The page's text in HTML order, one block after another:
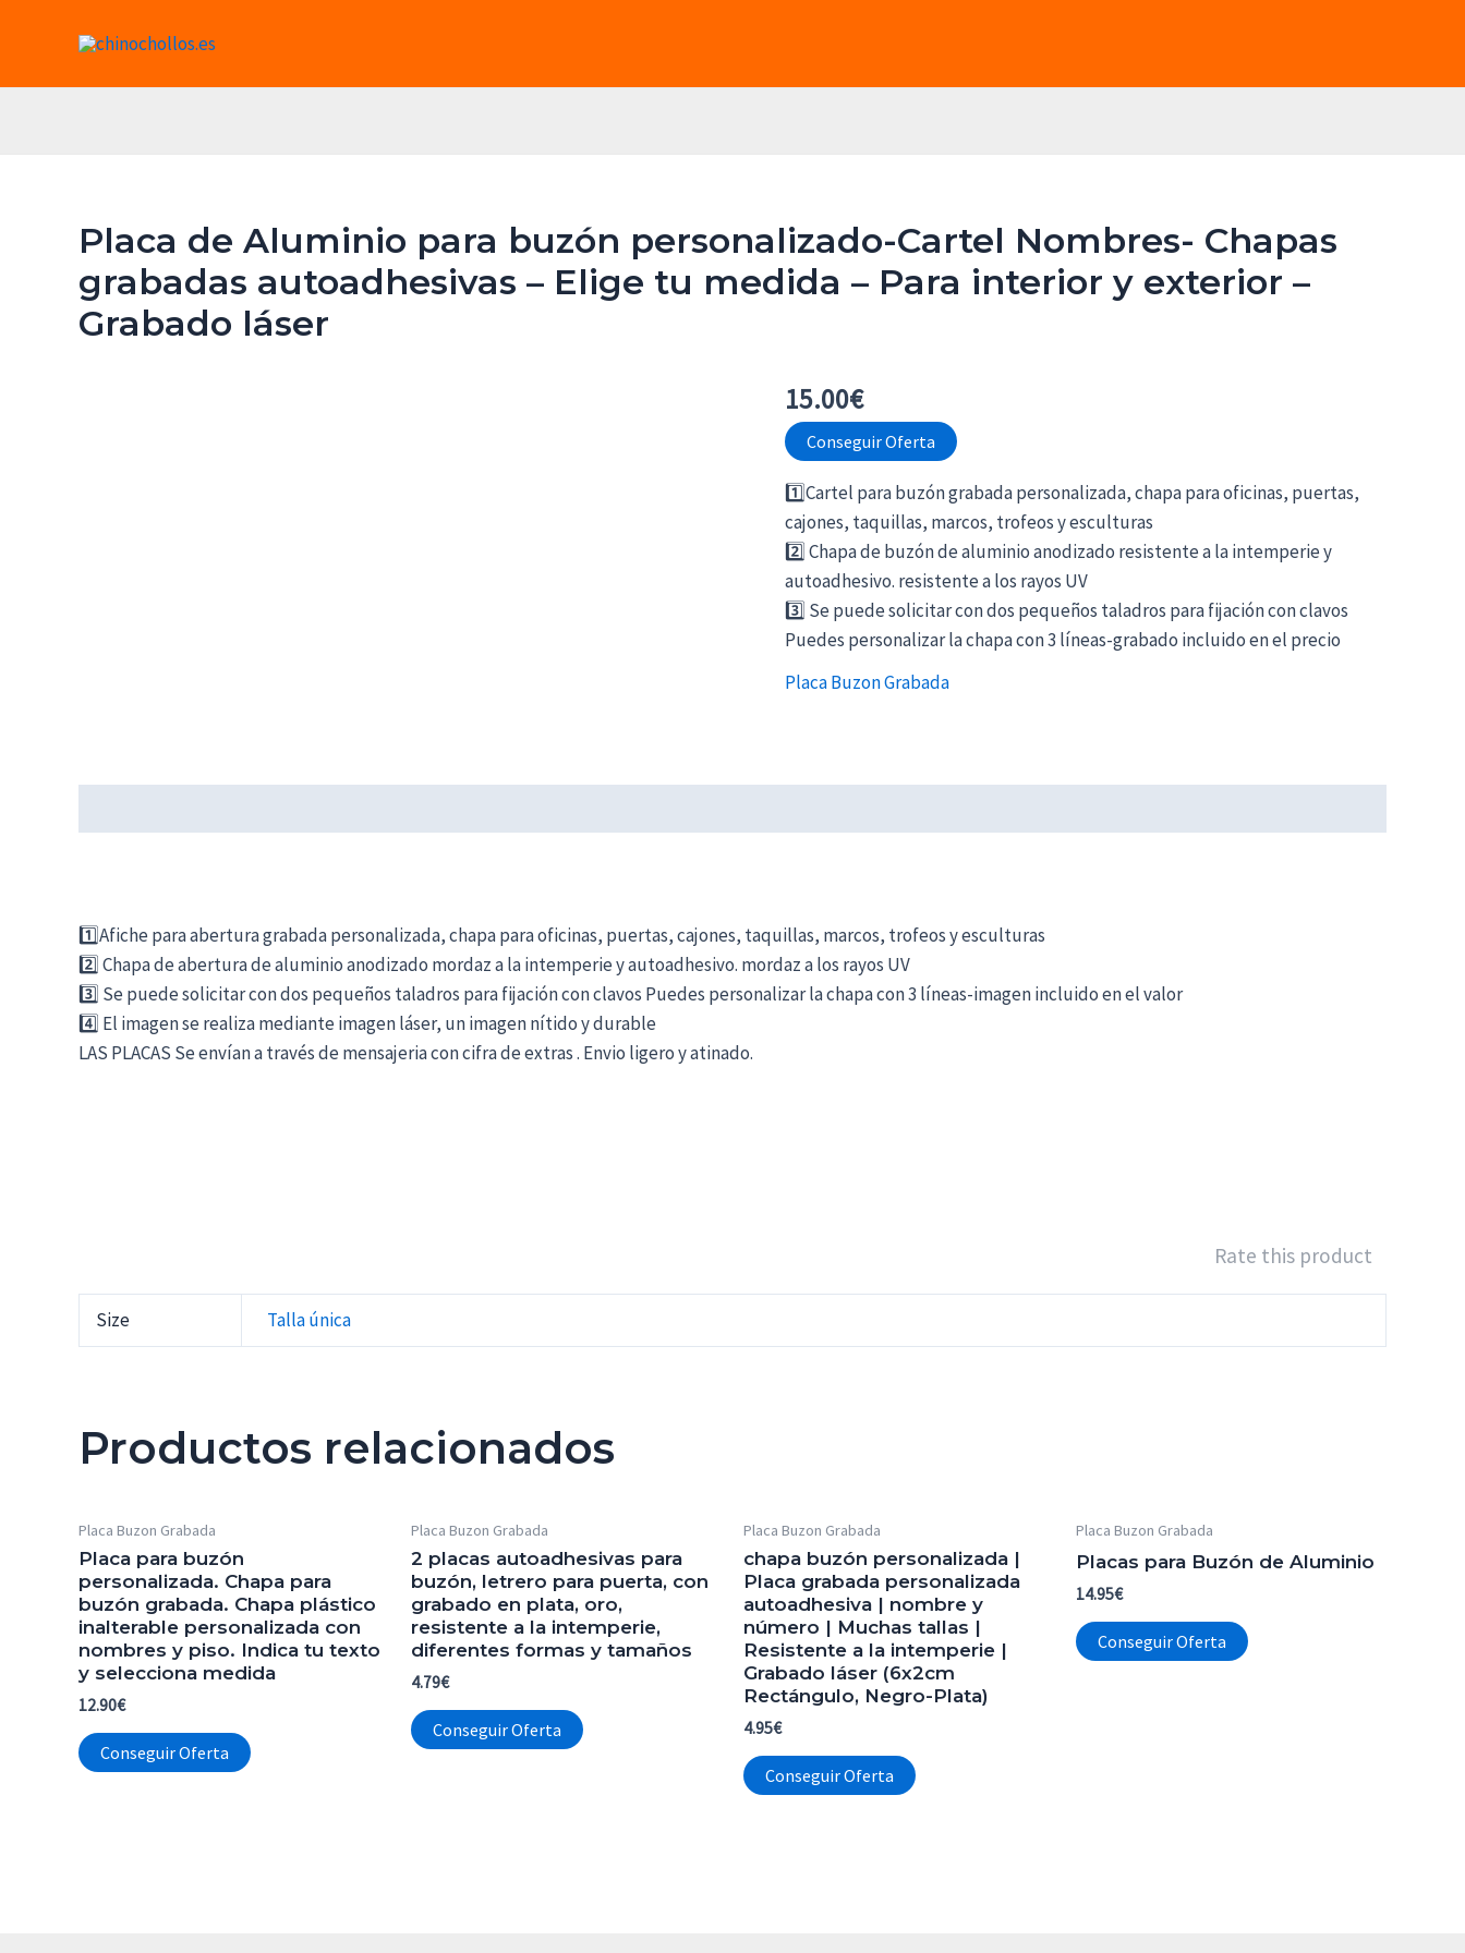
Placa de Aluminio para buzón personalizado-Cartel Nombres- Chapas
grabadas autoadhesivas – Elige tu medida – Para interior y exterior –
Grabado láser
15.00€
Conseguir Oferta
1️⃣Cartel para buzón grabada personalizada, chapa para oficinas, puertas,
cajones, taquillas, marcos, trofeos y esculturas
2️⃣ Chapa de buzón de aluminio anodizado resistente a la intemperie y
autoadhesivo. resistente a los rayos UV
3️⃣ Se puede solicitar con dos pequeños taladros para fijación con clavos
Puedes personalizar la chapa con 3 líneas-grabado incluido en el precio
Placa Buzon Grabada
1️⃣Afiche para abertura grabada personalizada, chapa para oficinas, puertas, cajones, taquillas, marcos, trofeos y esculturas
2️⃣ Chapa de abertura de aluminio anodizado mordaz a la intemperie y autoadhesivo. mordaz a los rayos UV
3️⃣ Se puede solicitar con dos pequeños taladros para fijación con clavos Puedes personalizar la chapa con 3 líneas-imagen incluido en el valor
4️⃣ El imagen se realiza mediante imagen láser, un imagen nítido y durable
LAS PLACAS Se envían a través de mensajeria con cifra de extras . Envio ligero y atinado.
Rate this product
Size Talla única
Productos relacionados
Placa Buzon Grabada
Placa para buzón
personalizada. Chapa para
buzón grabada. Chapa plástico
inalterable personalizada con
nombres y piso. Indica tu texto
y selecciona medida
12.90€
Conseguir Oferta
Placa Buzon Grabada
2 placas autoadhesivas para
buzón, letrero para puerta, con
grabado en plata, oro,
resistente a la intemperie,
diferentes formas y tamaños
4.79€
Conseguir Oferta
Placa Buzon Grabada
chapa buzón personalizada |
Placa grabada personalizada
autoadhesiva | nombre y
número | Muchas tallas |
Resistente a la intemperie |
Grabado láser (6x2cm
Rectángulo, Negro-Plata)
4.95€
Conseguir Oferta
Placa Buzon Grabada
Placas para Buzón de Aluminio
14.95€
Conseguir Oferta